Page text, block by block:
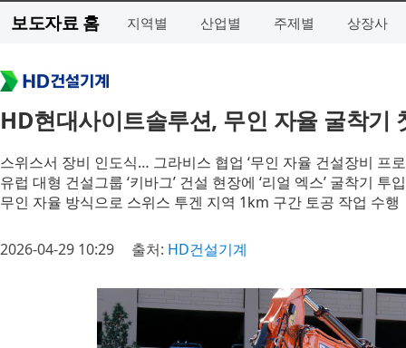
보도자료 홈 지역별 산업별 주제별 상장사
HD현대사이트솔루션, 무인 자율 굴착기
스위스서 장비 인도식… 그라비스 협업 ‘무인 자율 건설장비 프
유럽 대형 건설그룹 ‘키바그’ 건설 현장에 ‘리얼 엑스’ 굴착기 투입
무인 자율 방식으로 스위스 투겐 지역 1km 구간 토공 작업 수행
2026-04-29 10:29 출처: HD건설기계